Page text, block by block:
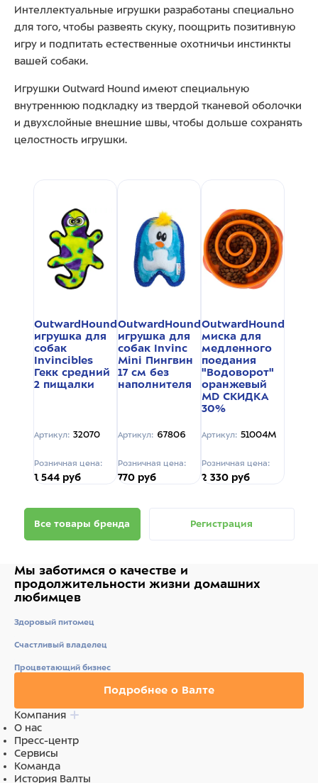
Интеллектуальные игрушки разработаны специально
для того, чтобы развеять скуку, поощрить позитивную
игру и подпитать естественные охотничьи инстинкты
вашей собаки.
Игрушки Outward Hound имеют специальную
внутреннюю подкладку из твердой тканевой оболочки
и двухслойные внешние швы, чтобы дольше сохранять
целостность игрушки.
Все товары бренда Регистрация
OutwardHound
игрушка для
собак
Invincibles
Гекк средний
2 пищалки
Артикул: 32070
Розничная цена:
1 544 руб
OutwardHound
игрушка для
собак Invinc
Mini Пингвин
17 см без
наполнителя
Артикул: 67806
Розничная цена:
770 руб
OutwardHound
миска для
медленного
поедания
"Водоворот"
оранжевый
MD СКИДКА
30%
Артикул: 51004M
Розничная цена:
2 330 руб
Мы заботимся о качестве и
продолжительности жизни домашних
любимцев
Здоровый питомец
Счастливый владелец
Процветающий бизнес
Подробнее о Валте
Компания
О нас
Пресс-центр
Сервисы
Команда
История Валты